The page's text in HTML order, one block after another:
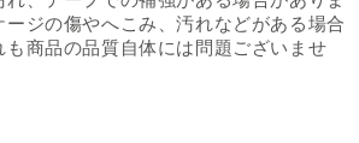
ジの傷やへこみ、汚れなどがある場合
商品の品質自体には問題ございませ